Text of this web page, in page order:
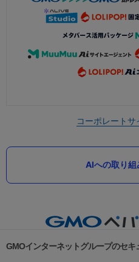
コーポレートサ
AIへの取り組
GMOインターネットグループのセキ